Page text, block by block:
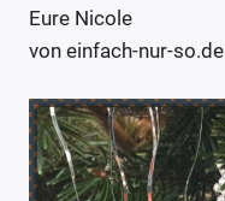
Eure Nicole
von einfach-nur-so.de